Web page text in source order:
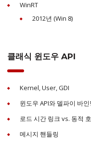
WinRT
2012년 (Win 8)
클래식 윈도우 API
Kernel, User, GDI
윈도우 API와 델파이 바인
로드 시간 링크 vs. 동적
메시지 핸들링